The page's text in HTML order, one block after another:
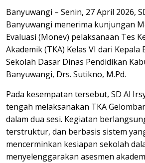
Banyuwangi – Senin, 27 April 2026,
Banyuwangi menerima kunjungan
Evaluasi (Monev) pelaksanaan Tes
Akademik (TKA) Kelas VI dari Kepala
Sekolah Dasar Dinas Pendidikan
Banyuwangi, Drs. Sutikno, M.Pd.
Pada kesempatan tersebut, SD Al
tengah melaksanakan TKA
dalam dua sesi. Kegiatan
terstruktur, dan berbasis sistem
mencerminkan kesiapan sekolah
menyelenggarakan asesmen